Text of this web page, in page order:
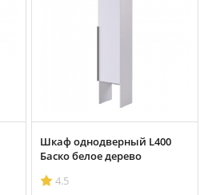
Шкаф однодверный L400
Баско белое дерево
4.5